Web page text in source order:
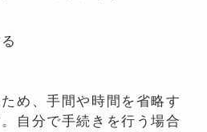
め、手間や時間を省略す
自分で手続きを行う場合